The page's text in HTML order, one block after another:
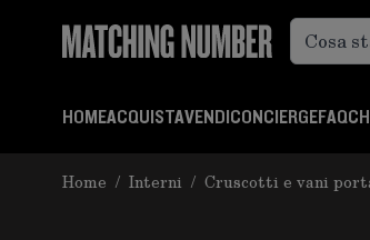
HOMEACQUISTAVENDICONCIERGEFAQ
Home / Interni / Cruscotti e vani